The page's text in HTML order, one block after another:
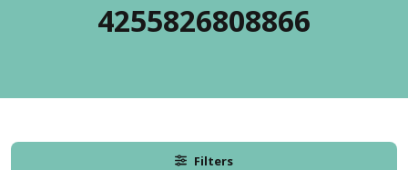
4255826808866
Filters